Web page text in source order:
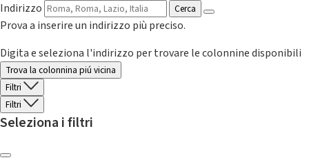
Indirizzo
Cerca
Prova a inserire un indirizzo più preciso.
Digita e seleziona l'indirizzo per trovare le colonnine disponibili
Trova la colonnina piú vicina
Filtri
Filtri
Seleziona i filtri